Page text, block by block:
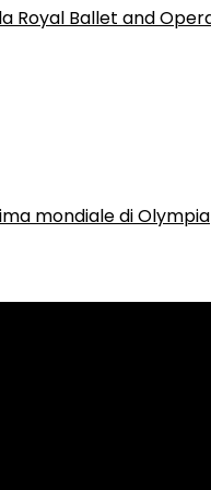
Royal Ballet and
mondiale di Olympia